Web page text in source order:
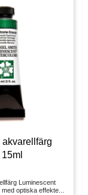
Luminescent
optiska effekte...